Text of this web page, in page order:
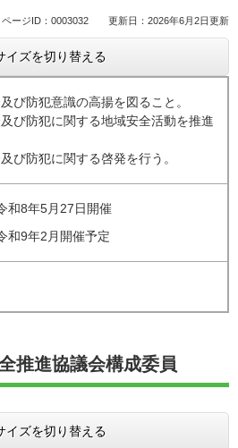
ページID：0003032 更新日：2026年6月2日更新
イズを切り替える
び防犯意識の高揚を図ること。
び防犯に関する地域安全活動を推進
び防犯に関する啓発を行う。
和8年5月27日開催
和9年2月開催予定
推進協議会構成委員
イズを切り替える